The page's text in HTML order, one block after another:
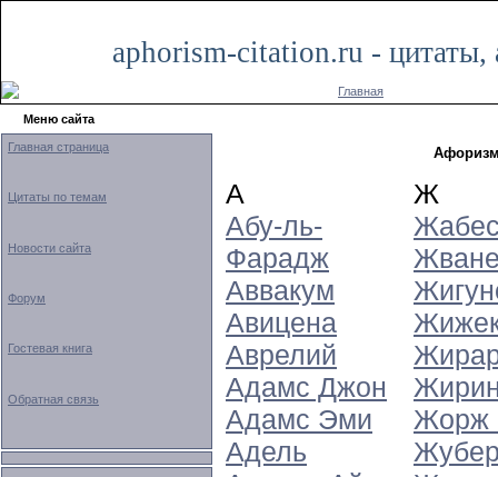
aphorism-citation.ru -
Главная
Меню сайта
Главная страница
Цитаты по темам
Новости сайта
Форум
Гостевая книга
Обратная связь
А
Абу-ль-
Фарадж
Аввакум
Авицена
Аврелий
Адамс Джон
Адамс Эми
Адель
Ж
Жорж